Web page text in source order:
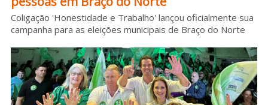
Sobre o HC
Coligação 'Honestidade e Trabalho' lançou oficialmente sua
campanha para as eleições municipais de Braço do Norte